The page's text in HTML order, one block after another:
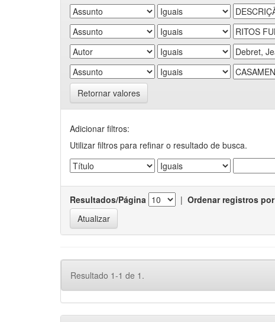
Retornar valores
Adicionar filtros:
Utilizar filtros para refinar o resultado de busca.
Resultados/Página | Ordenar registros por
Resultado 1-1 de 1.